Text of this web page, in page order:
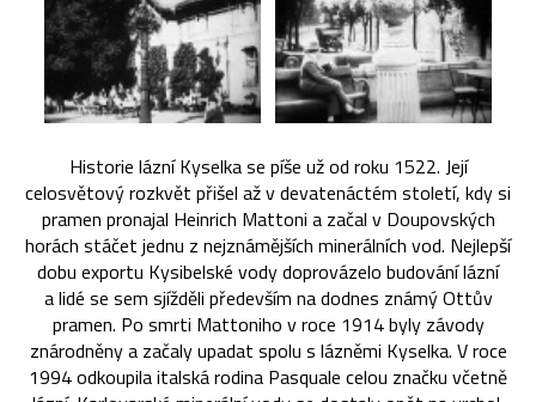
Historie lázní Kyselka se píše už od roku 1522. Její
celosvětový rozkvět přišel až v devatenáctém století, kdy si
pramen pronajal Heinrich Mattoni a začal v Doupovských
horách stáčet jednu z nejznámějších minerálních vod. Nejlepší
dobu exportu Kysibelské vody doprovázelo budování lázní
a lidé se sem sjížděli především na dodnes známý Ottův
pramen. Po smrti Mattoniho v roce 1914 byly závody
znárodněny a začaly upadat spolu s lázněmi Kyselka. V roce
1994 odkoupila italská rodina Pasquale celou značku včetně